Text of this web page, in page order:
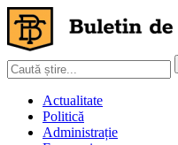
Actualitate
Politică
Administrație